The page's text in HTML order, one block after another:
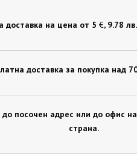
доставка на цена от 5 €, 9.78
доставка за покупка над
до посочен адрес или до офис
страна.